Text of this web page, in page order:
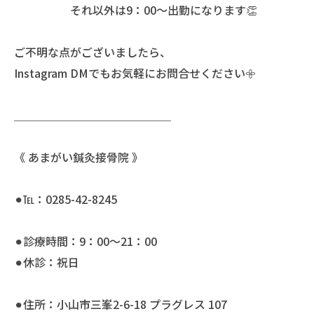
それ以外は9：00〜出勤になります👏
ご不明な点がございましたら、
Instagram DMでもお気軽にお問合せください𖧷
《 あまがい鍼灸接骨院 》
⚫︎℡：0285-42-8245
⚫︎診療時間：9：00〜21：00
⚫︎休診：祝日
⚫︎住所：小山市三峯2-6-18 プラグレス 107